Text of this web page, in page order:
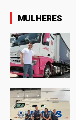
MULHERES